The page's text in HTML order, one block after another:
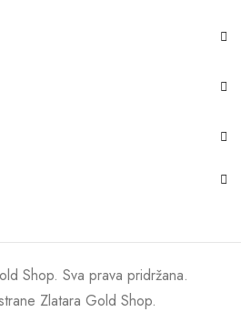
Shop. Sva prava pridržana.
Zlatara Gold Shop.